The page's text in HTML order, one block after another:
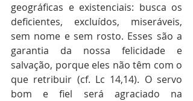
geográficas e existenciais: busca os
deficientes, excluídos, miseráveis,
sem nome e sem rosto. Esses são a
garantia da nossa felicidade e
salvação, porque eles não têm com o
que retribuir (cf. Lc 14,14). O servo
bom e fiel será agraciado na